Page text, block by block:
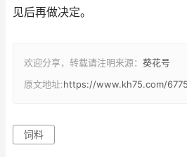
见后再做决定。
欢迎分享，转载请注明来源： 葵花号
原文地址:https://www.kh75.com/
饲料